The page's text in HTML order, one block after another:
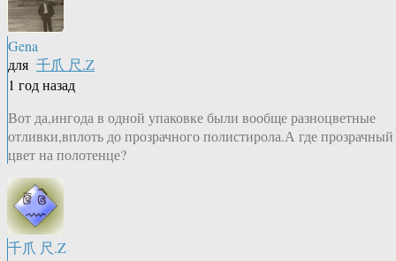
Gena
для 千爪 尺.Z
1 год назад
Вот да,ингода в одной упаковке были вообще разноцветные
отливки,вплоть до прозрачного полистирола.А где прозрачный
цвет на полотенце?
千爪 尺.Z